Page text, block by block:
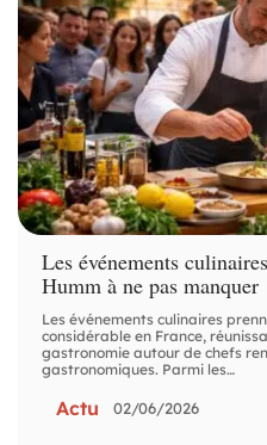
Les événements
Humm à ne pas manquer
Les événements culinaires
considérable en France,
gastronomie autour de chefs
gastronomiques. Parmi les…
Actu 02/06/2026